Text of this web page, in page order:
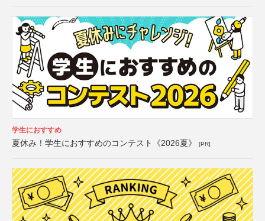
学生におすすめ
夏休み！学生におすすめのコンテスト《2026夏》 [PR]